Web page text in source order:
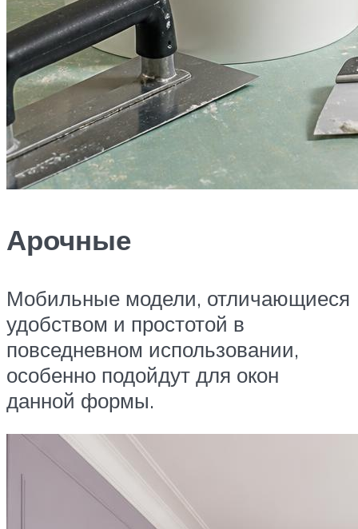
Арочные
Мобильные модели, отличающиеся
удобством и простотой в
повседневном использовании,
особенно подойдут для окон
данной формы.